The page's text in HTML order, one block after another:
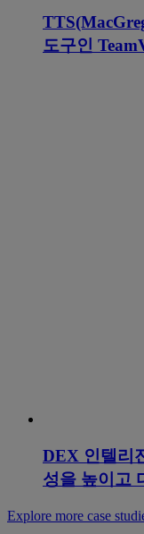
도구인
DEX 인텔리
성을 높이고
Explore more case